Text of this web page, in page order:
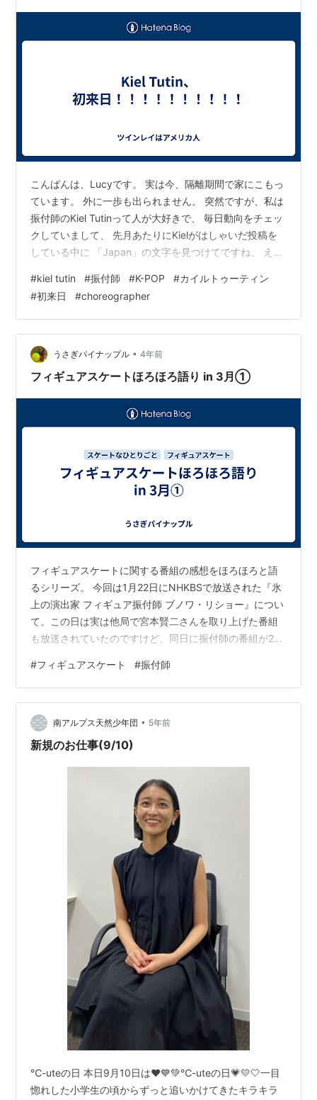
こんばんは、Lucyです。 実は今、隔離期間で家にこもっ
ています。 外に一歩も出られません。 突然ですが、私は
振付師のKiel Tutinって人が大好きで、 毎日動向をチェッ
クしていまして、 先月あたりにKielがはしゃいだ投稿を
している中に 「Japan」の文字を見つけてですね、 え
て、 コメント欄に日本で会えるの楽しみです❤️みたいな
書き込み（英語で！）したりして ワクワク過ごしていた
わけなんです。 ダンス踊れないけど、ダンスクラスは必
ずあるはずだから、 参加だけは絶対しよう！8月って書
いてたけど8月の何日だろうとか ヤキモキして生き…
#kiel tutin #振付師 #K-POP #カイルトゥーティン
#初来日 #choreographer
うさぎパイナップル • 4年前
フィギュアスケートほろほろ語り in 3月①
フィギュアスケートに関する番組の感想をほろほろと語
るシリーズ。 今回は1月22日にNHKBSで放送された『氷
上の演出家 フィギュア振付師 ブノワ・リショー』につい
て。この日は実は他局で宮本賢二さんを取り上げた番組
も放送されていたのですけど、同日に振付師の番組が2本
気味になるのかもしれないですけど、それにしたってす
ごい偶然。こちらの番組は、すっかり売れっ子振付師に
なった感のあるブノワ・リショーの特集。 振付師と言え
ば、かつてシェイリーン・ボーンの出演していた番組が
あったけど、あれは彼女にスポットを当てたというより
#フィギュアスケート #振付師
南アルプス天然少年団 • 5年前
新規のお仕事(9/10)
℃-uteの日 本日9月10日は❤️💙💚℃-uteの日💗💛🤍一目
惚れした小学生の頃からずっと追いかけてきたキラキラ